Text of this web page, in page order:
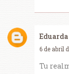
6 de abril
Tu